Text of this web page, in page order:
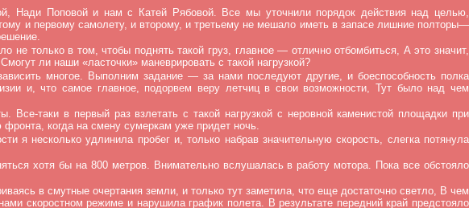
Нади Поповой и нам с Катей Рябовой. Все мы уточнили порядок действия над целью,
и первому самолету, и второму, и третьему не мешало иметь в запасе лишние полторы—
только в том, чтобы поднять такой груз, главное — отлично отбомбиться, А это значит,
ли наши «ласточки» маневрировать с такой нагрузкой?
многое. Выполним задание — за нами последуют другие, и боеспособность полка
и, что самое главное, подорвем веру летчиц в свои возможности, Тут было над чем
таки в первый раз взлетать с такой нагрузкой с неровной каменистой площадки при
когда на смену сумеркам уже придет ночь.
несколько удлинила пробег и, только набрав значительную скорость, слегка потянула
хотя бы на 800 метров. Внимательно вслушалась в работу мотора. Пока все обстояло
в смутные очертания земли, и только тут заметила, что еще достаточно светло, В чем
скоростном режиме и нарушила график полета. В результате передний край предстояло